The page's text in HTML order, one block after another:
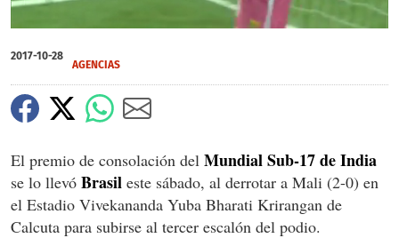
of
43
2017-10-28
AGENCIAS
El premio de consolación del Mundial Sub-17 de India
se lo llevó Brasil este sábado, al derrotar a Mali (2-0) en
el Estadio Vivekananda Yuba Bharati Krirangan de
Calcuta para subirse al tercer escalón del podio.